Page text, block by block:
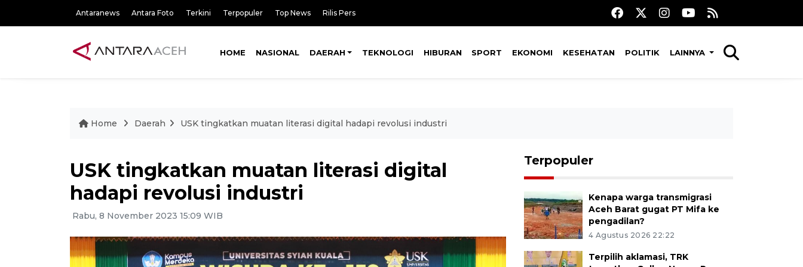
Antaranews Antara Foto Terkini Terpopuler Top News Rilis Pers
HOME NASIONAL DAERAH TEKNOLOGI HIBURAN SPORT EKONOMI KESEHATAN POLITIK LAINNYA
Home Daerah USK tingkatkan muatan literasi digital hadapi revolusi industri
USK tingkatkan muatan literasi digital
hadapi revolusi industri
Rabu, 8 November 2023 15:09 WIB
Terpopuler
Kenapa warga transmigrasi
Aceh Barat gugat PT Mifa ke
pengadilan?
4 Agustus 2026 22:22
Terpilih aklamasi, TRK